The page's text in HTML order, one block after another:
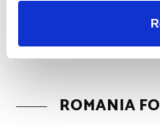
ROMANIA